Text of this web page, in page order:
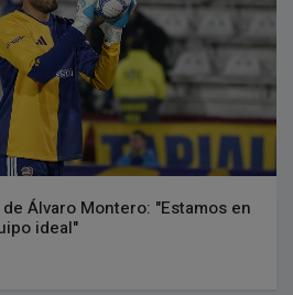
Álvaro Montero: "Estamos en
ideal"